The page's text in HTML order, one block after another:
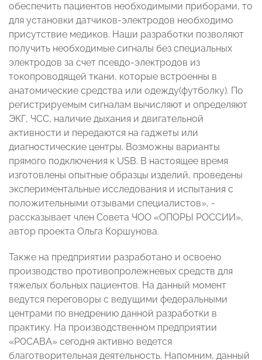
обеспечить пациентов необходимыми приборами, то
для установки датчиков-электродов необходимо
присутствие медиков. Наши разработки позволяют
получить необходимые сигналы без специальных
электродов за счет псевдо-электродов из
токопроводящей ткани, которые встроенны в
анатомические средства или одежду(футболку). По
регистрируемым сигналам вычисляют и определяют
ЭКГ, ЧСС, наличие дыхания и двигательной
активности и передаются на гаджеты или
диагностические центры. Возможны варианты
прямого подключения к USB. В настоящее время
изготовлены опытные образцы изделий, проведены
экспериментальные исследования и испытания с
положительными отзывами специалистов», -
рассказывает член Совета ЧОО «ОПОРЫ РОССИИ»,
автор проекта Ольга Коршунова.
Также на предприятии разработано и освоено
производство противопролежневых средств для
тяжелых больных пациентов. На данный момент
ведутся переговоры с ведущими федеральными
центрами по внедрению данной разработки в
практику. На производственном предприятии
«Р0САВА» сегодня активно ведется
благотворительная деятельность. Напомним, данный